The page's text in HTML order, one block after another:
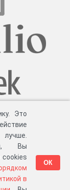
Блог.Суть проекта
Это
Вы
cookies
в
ОК